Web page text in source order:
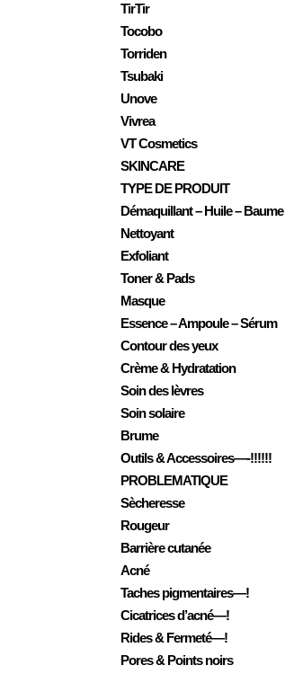
TirTir
Tocobo
Torriden
Tsubaki
Unove
Vivrea
VT Cosmetics
SKINCARE
TYPE DE PRODUIT
Démaquillant – Huile – Baume
Nettoyant
Exfoliant
Toner & Pads
Masque
Essence – Ampoule – Sérum
Contour des yeux
Crème & Hydratation
Soin des lèvres
Soin solaire
Brume
Outils & Accessoires—-!!!!!!
PROBLEMATIQUE
Sècheresse
Rougeur
Barrière cutanée
Acné
Taches pigmentaires—!
Cicatrices d’acné—!
Rides & Fermeté—!
Pores & Points noirs